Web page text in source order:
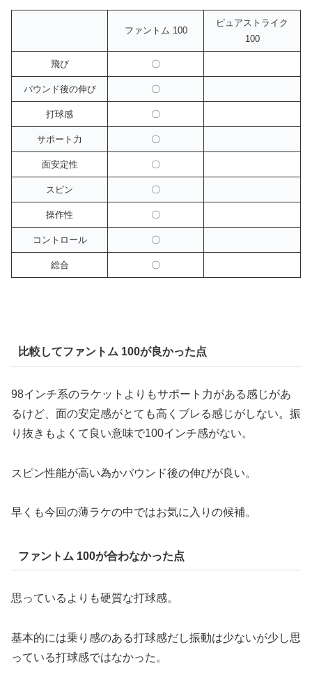
ファントム 100
ピュアストライク
100
飛び 〇
バウンド後の伸び 〇
打球感 〇
サポート力 〇
面安定性 〇
スピン 〇
操作性 〇
コントロール 〇
総合 〇
比較してファントム 100が良かった点
98インチ系のラケットよりもサポート力がある感じがあ
るけど、面の安定感がとても高くブレる感じがしない。振
り抜きもよくて良い意味で100インチ感がない。
スピン性能が高い為かバウンド後の伸びが良い。
早くも今回の薄ラケの中ではお気に入りの候補。
ファントム 100が合わなかった点
思っているよりも硬質な打球感。
基本的には乗り感のある打球感だし振動は少ないが少し思
っている打球感ではなかった。